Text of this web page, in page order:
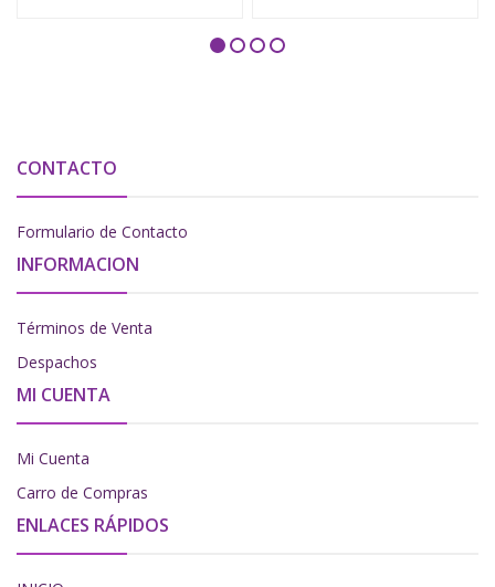
CONTACTO
Formulario de Contacto
INFORMACION
Términos de Venta
Despachos
MI CUENTA
Mi Cuenta
Carro de Compras
ENLACES RÁPIDOS